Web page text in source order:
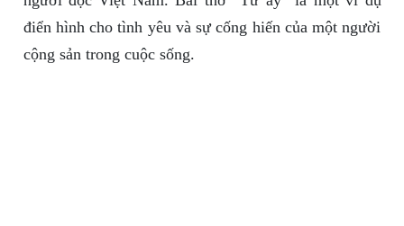
điển hình cho tình yêu và sự cống hiến của một người
cộng sản trong cuộc sống.